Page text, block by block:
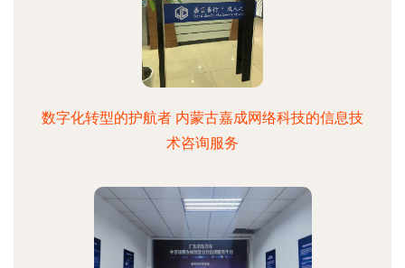
数字化转型的护航者 内蒙古嘉成网络科技的信息技
术咨询服务